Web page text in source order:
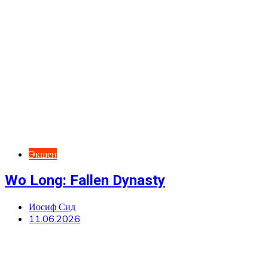
Экшен
Wo Long: Fallen Dynasty
Иосиф Сид
11.06.2026